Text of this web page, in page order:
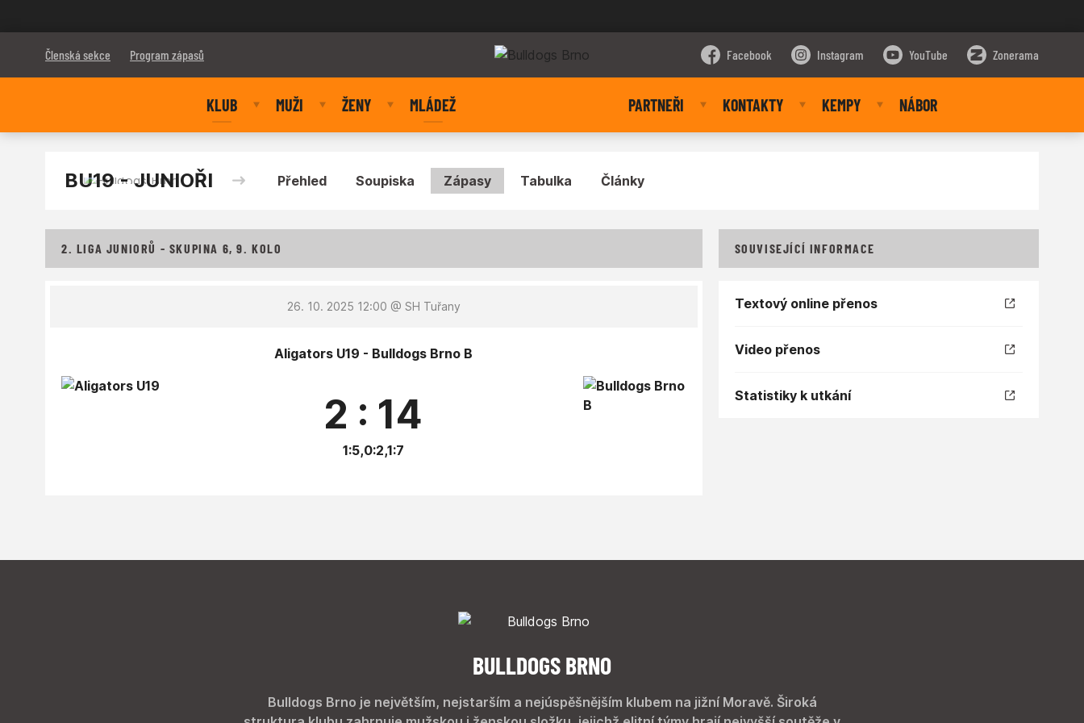
Členská sekce Program zápasů Facebook Instagram YouTube Zonerama
KLUB MUŽI ŽENY MLÁDEŽ PARTNEŘI KONTAKTY KEMPY NÁBOR
BU19 - JUNIOŘI Přehled Soupiska Zápasy Tabulka Články
2. LIGA JUNIORŮ - SKUPINA 6, 9. KOLO
26. 10. 2025 12:00 @ SH Tuřany
Aligators U19 - Bulldogs Brno B
2 : 14
1:5,0:2,1:7
SOUVISEJÍCÍ INFORMACE
Textový online přenos
Video přenos
Statistiky k utkání
BULLDOGS BRNO
Bulldogs Brno je největším, nejstarším a nejúspěšnějším klubem na jižní Moravě. Široká